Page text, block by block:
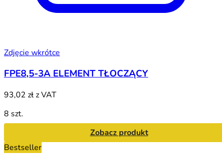
Zdjęcie wkrótce
FPE8,5-3A ELEMENT TŁOCZĄCY
93,02 złz VAT
8 szt.
Zobacz produkt
Bestseller